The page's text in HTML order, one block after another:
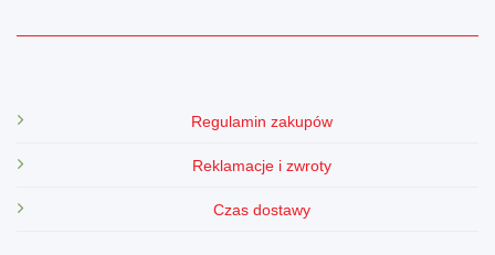
Regulamin zakupów
Reklamacje i zwroty
Czas dostawy